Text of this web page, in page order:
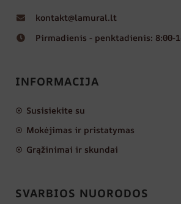
kontakt@lamural.lt
Pirmadienis - penktadienis: 8:00-
INFORMACIJA
Susisiekite su
Mokėjimas ir pristatymas
Grąžinimai ir skundai
SVARBIOS NUORODOS